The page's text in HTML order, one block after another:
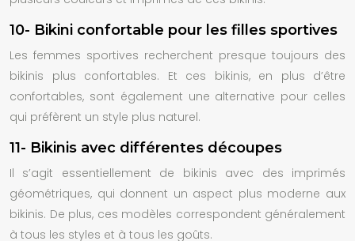
10- Bikini confortable pour les filles sportives
Les femmes sportives recherchent presque toujours des
bikinis plus confortables. Et ces bikinis, en plus d’être
confortables, sont également une alternative pour celles
qui préfèrent un style plus naturel.
11- Bikinis avec différentes découpes
Il s’agit essentiellement de bikinis avec des imprimés
géométriques, qui donnent un aspect plus moderne aux
bikinis. De plus, ces modèles correspondent généralement
à tous les styles et à tous les goûts.